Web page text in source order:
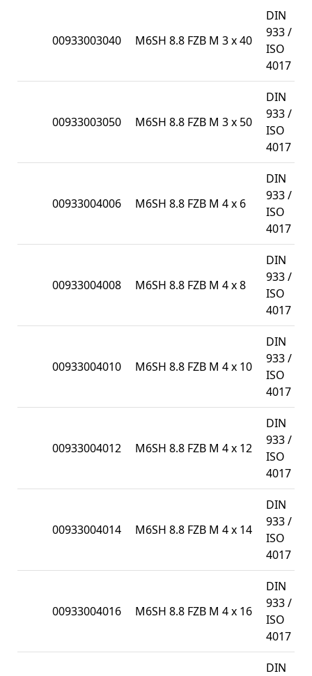
00933003040 M6SH 8.8 FZB M 3 x 40
DIN
933 /
ISO
4017
00933003050 M6SH 8.8 FZB M 3 x 50
DIN
933 /
ISO
4017
00933004006 M6SH 8.8 FZB M 4 x 6
DIN
933 /
ISO
4017
00933004008 M6SH 8.8 FZB M 4 x 8
DIN
933 /
ISO
4017
00933004010 M6SH 8.8 FZB M 4 x 10
DIN
933 /
ISO
4017
00933004012 M6SH 8.8 FZB M 4 x 12
DIN
933 /
ISO
4017
00933004014 M6SH 8.8 FZB M 4 x 14
DIN
933 /
ISO
4017
00933004016 M6SH 8.8 FZB M 4 x 16
DIN
933 /
ISO
4017
DIN